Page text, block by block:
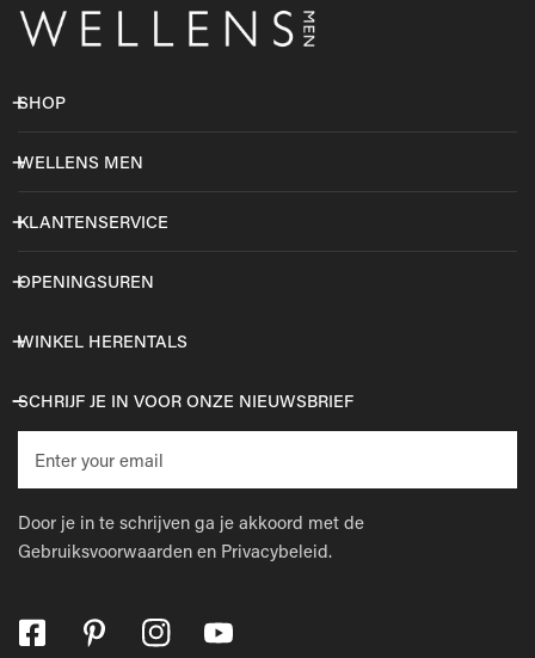
SHOP
WELLENS MEN
KLANTENSERVICE
OPENINGSUREN
WINKEL HERENTALS
SCHRIJF JE IN VOOR ONZE NIEUWSBRIEF
mail
Door je in te schrijven ga je akkoord met de
Gebruiksvoorwaarden en Privacybeleid.